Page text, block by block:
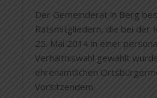
Der Gemeinderat in Berg
Ratsmitgliedern, die bei der
25. Mai 2014 in einer
Verhältniswahl gewählt
ehrenamtlichen
Vorsitzendem.